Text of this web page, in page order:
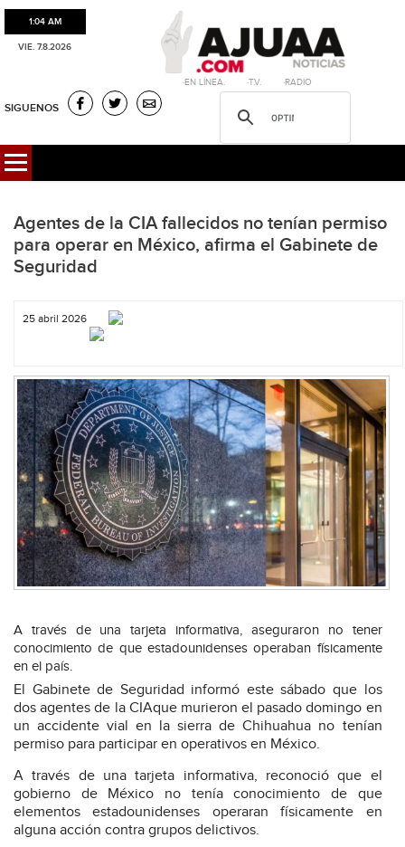
1:04 AM
VIE. 7.8.2026
·EN LÍNEA. ·T.V. ·RADIO
SIGUENOS
Agentes de la CIA fallecidos no tenían permiso
para operar en México, afirma el Gabinete de
Seguridad
25 abril 2026
A través de una tarjeta informativa, aseguraron no tener
conocimiento de que estadounidenses operaban físicamente
en el país.
El Gabinete de Seguridad informó este sábado que los
dos agentes de la CIAque murieron el pasado domingo en
un accidente vial en la sierra de Chihuahua no tenían
permiso para participar en operativos en México.
A través de una tarjeta informativa, reconoció que el
gobierno de México no tenía conocimiento de que
elementos estadounidenses operaran físicamente en
alguna acción contra grupos delictivos.